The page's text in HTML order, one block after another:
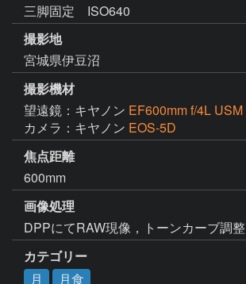
三脚固定 ISO640
撮影地
宮城県伊豆沼
撮影機材
望遠鏡：キヤノン EF600mm f/4L USM
カメラ：キヤノン EOS-5D
焦点距離
600mm
画像処理
DPPにてRAW現像，トーンカーブ調整
カテゴリー
月
月食